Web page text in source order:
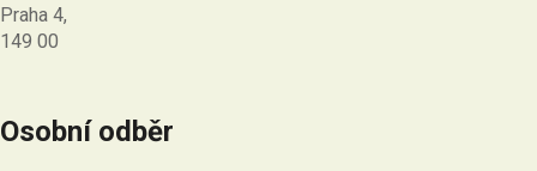
Praha 4,
149 00
Osobní odběr